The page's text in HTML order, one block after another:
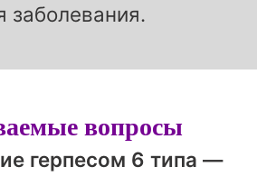
заболевания.
вопросы
герпесом 6 типа —